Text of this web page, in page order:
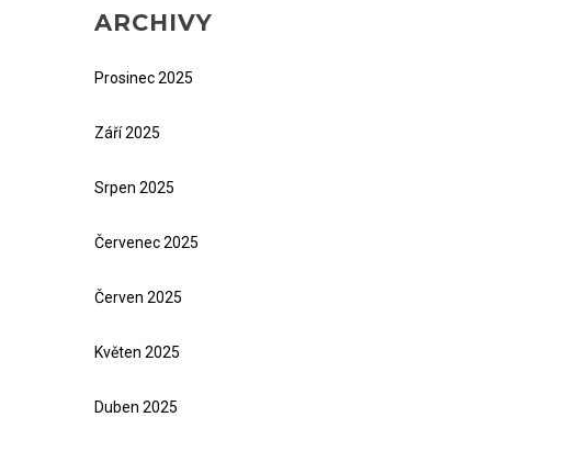
ARCHIVY
Prosinec 2025
Září 2025
Srpen 2025
Červenec 2025
Červen 2025
Květen 2025
Duben 2025